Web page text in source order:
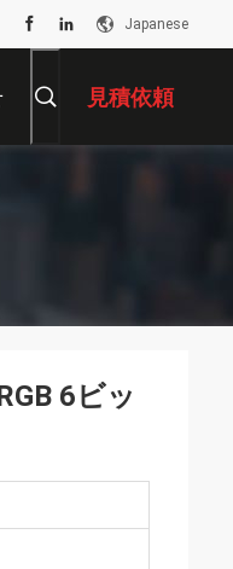
Japanese
見積依頼
6ビッ